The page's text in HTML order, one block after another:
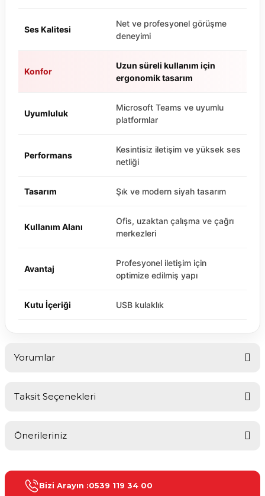
Ses Kalitesi
Net ve profesyonel görüşme
deneyimi
Konfor
Uzun süreli kullanım için
ergonomik tasarım
Uyumluluk
Microsoft Teams ve uyumlu
platformlar
Performans
Kesintisiz iletişim ve yüksek ses
netliği
Tasarım Şık ve modern siyah tasarım
Kullanım Alanı
Ofis, uzaktan çalışma ve çağrı
merkezleri
Avantaj
Profesyonel iletişim için
optimize edilmiş yapı
Kutu İçeriği USB kulaklık
Yorumlar
Taksit Seçenekleri
Önerileriniz
konularda yetersiz gördüğünüz noktaları öneri formunu kullanarak
tarafımıza iletebilirsiniz.
Bizi Arayın :0539 119 34 00